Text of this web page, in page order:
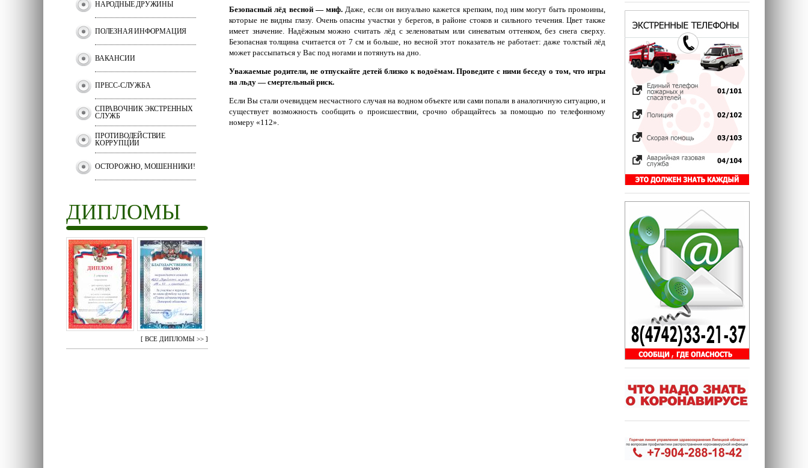
НАРОДНЫЕ ДРУЖИНЫ
ПОЛЕЗНАЯ ИНФОРМАЦИЯ
ВАКАНСИИ
ПРЕСС-СЛУЖБА
СПРАВОЧНИК ЭКСТРЕННЫХ
СЛУЖБ
ПРОТИВОДЕЙСТВИЕ
КОРРУПЦИИ
ОСТОРОЖНО, МОШЕННИКИ!
ДИПЛОМЫ
[ ВСЕ ДИПЛОМЫ >> ]
Безопасный лёд весной — миф.Даже, если он визуально кажется крепким, под ним могут быть промоины,
которые не видны глазу. Очень опасны участки у берегов, в районе стоков и сильного течения. Цвет также
имеет значение. Надёжным можно считать лёд с зеленоватым или синеватым оттенком, без снега сверху.
Безопасная толщина считается от 7 см и больше, но весной этот показатель не работает: даже толстый лёд
может рассыпаться у Вас под ногами и потянуть на дно.
Уважаемые родители, не отпускайте детей близко к водоёмам. Проведите с ними беседу о том, что игры
на льду — смертельный риск.
Если Вы стали очевидцем несчастного случая на водном объекте или сами попали в аналогичную ситуацию, и
существует возможность сообщить о происшествии, срочно обращайтесь за помощью по телефонному
номеру «112».